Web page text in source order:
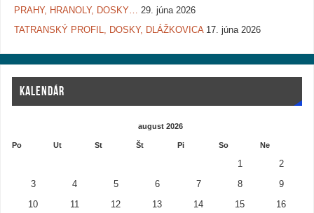
PRAHY, HRANOLY, DOSKY… 29. júna 2026
TATRANSKÝ PROFIL, DOSKY, DLÁŽKOVICA 17. júna 2026
KALENDÁR
august 2026
Po Ut St Št Pi So Ne
1 2
3 4 5 6 7 8 9
10 11 12 13 14 15 16